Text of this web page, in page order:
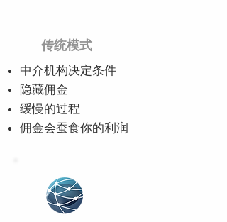
传统模式
中介机构决定条件
隐藏佣金
缓慢的过程
佣金会蚕食你的利润